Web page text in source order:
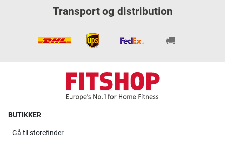
Transport og distribution
BUTIKKER
Gå til storefinder